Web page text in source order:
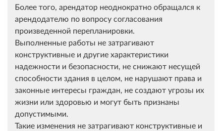
Более того, арендатор неоднократно обращался к
арендодателю по вопросу согласования
произведенной перепланировки.
Выполненные работы не затрагивают
конструктивные и другие характеристики
надежности и безопасности, не снижают несущей
способности здания в целом, не нарушают права и
законные интересы граждан, не создают угрозы их
жизни или здоровью и могут быть признаны
допустимыми.
Такие изменения не затрагивают конструктивные и